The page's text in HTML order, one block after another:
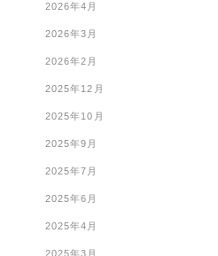
2026年4月
2026年3月
2026年2月
2025年12月
2025年10月
2025年9月
2025年7月
2025年6月
2025年4月
2025年3月